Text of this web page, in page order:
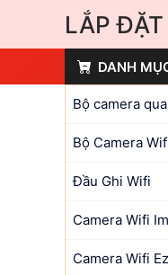
LẮP ĐẶT
DANH
Bộ camera
Bộ Camera
Đầu Ghi Wifi
Camera Wifi
Camera Wifi